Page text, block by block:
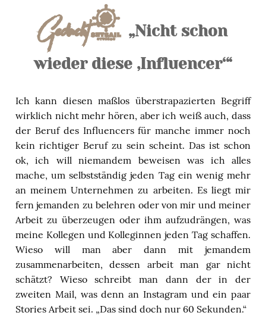
Gedacht… „Nicht schon
wieder diese ‚Influencer‘“
Ich kann diesen maßlos überstrapazierten Begriff
wirklich nicht mehr hören, aber ich weiß auch, dass
der Beruf des Influencers für manche immer noch
kein richtiger Beruf zu sein scheint. Das ist schon
ok, ich will niemandem beweisen was ich alles
mache, um selbstständig jeden Tag ein wenig mehr
an meinem Unternehmen zu arbeiten. Es liegt mir
fern jemanden zu belehren oder von mir und meiner
Arbeit zu überzeugen oder ihm aufzudrängen, was
meine Kollegen und Kolleginnen jeden Tag schaffen.
Wieso will man aber dann mit jemandem
zusammenarbeiten, dessen arbeit man gar nicht
schätzt? Wieso schreibt man dann der in der
zweiten Mail, was denn an Instagram und ein paar
Stories Arbeit sei. „Das sind doch nur 60 Sekunden.“